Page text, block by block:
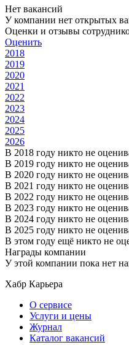
Нет вакансий
У компании нет открытых
Оценки и отзывы
Оценить
2018
2019
2020
2021
2022
2023
2024
2025
2026
В 2018 году никто не
В 2019 году никто не
В 2020 году никто не
В 2021 году никто не
В 2022 году никто не
В 2023 году никто не
В 2024 году никто не
В 2025 году никто не
В этом году ещё никто не
Награды компании
У этой компании пока нет
Хабр Карьера
О сервисе
Услуги и цены
Журнал
Каталог вакансий